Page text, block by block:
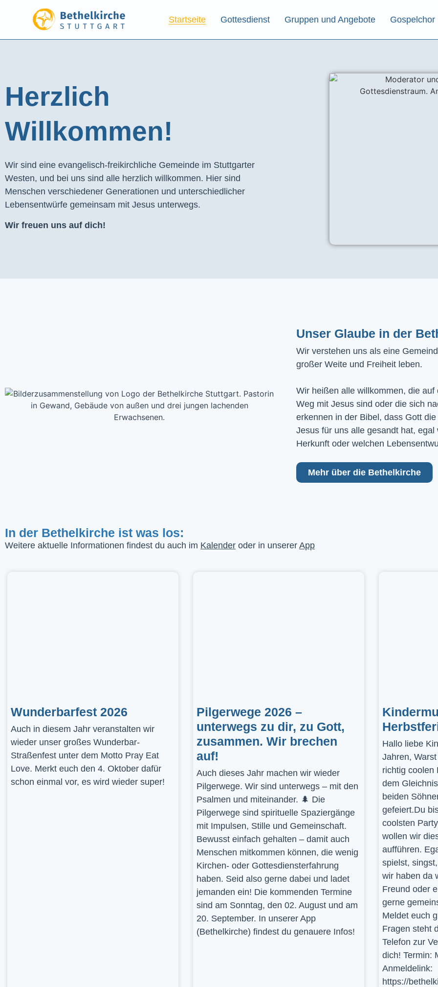
Startseite Gottesdienst Gruppen und Angebote Gospelchor
Herzlich
Willkommen!
Wir sind eine evangelisch-freikirchliche Gemeinde im Stuttgarter
Westen, und bei uns sind alle herzlich willkommen. Hier sind
Menschen verschiedener Generationen und unterschiedlicher
Lebensentwürfe gemeinsam mit Jesus unterwegs.
Wir freuen uns auf dich!
Unser Glaube in der
Wir verstehen uns als eine
großer Weite und Freiheit leben.
Wir heißen alle willkommen, die
Weg mit Jesus sind oder die sich
erkennen in der Bibel, dass Gott
Jesus für uns alle gesandt hat,
Herkunft oder welchen
Mehr über die Bethelkirche
In der Bethelkirche ist was los:
Weitere aktuelle Informationen findest du auch im Kalender oder in unserer App
Wunderbarfest 2026
Auch in diesem Jahr veranstalten wir
wieder unser großes Wunderbar-
Straßenfest unter dem Motto Pray Eat
Love. Merkt euch den 4. Oktober dafür
schon einmal vor, es wird wieder super!
Pilgerwege 2026 –
unterwegs zu dir, zu Gott,
zusammen. Wir brechen
auf!
Auch dieses Jahr machen wir wieder
Pilgerwege. Wir sind unterwegs – mit den
Psalmen und miteinander. 🌲 Die
Pilgerwege sind spirituelle Spaziergänge
mit Impulsen, Stille und Gemeinschaft.
Bewusst einfach gehalten – damit auch
Menschen mitkommen können, die wenig
Kirchen- oder Gottesdiensterfahrung
haben. Seid also gerne dabei und ladet
jemanden ein! Die kommenden Termine
sind am Sonntag, den 02. August und am
20. September. In unserer App
(Bethelkirche) findest du genauere Infos!
Hallo liebe
Jahren,
richtig coolen
dem
beiden
gefeiert.Du
coolsten
wollen wir
aufführen.
spielst,
wir haben da
Freund oder
gerne
Meldet euch
Fragen steht
Telefon zur
dich! Termin:
Anmeldelink:
https://